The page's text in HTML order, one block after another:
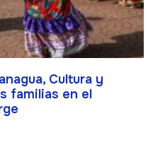
Cultura y
familias en el